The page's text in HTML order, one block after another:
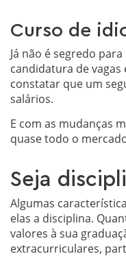
Curso de
Já não é segredo
candidatura de
constatar que um
salários.
E com as mudanças
quase todo o
Seja
Algumas
elas a disciplina.
valores à sua
extracurriculares,